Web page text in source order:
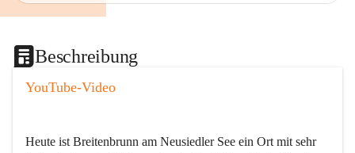
Beschreibung
YouTube-Video
Heute ist Breitenbrunn am Neusiedler See ein Ort mit sehr